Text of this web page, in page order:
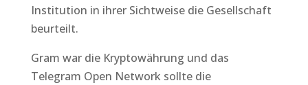
Institution in ihrer Sichtweise die Gesellschaft
beurteilt.
Gram war die Kryptowährung und das
Telegram Open Network sollte die